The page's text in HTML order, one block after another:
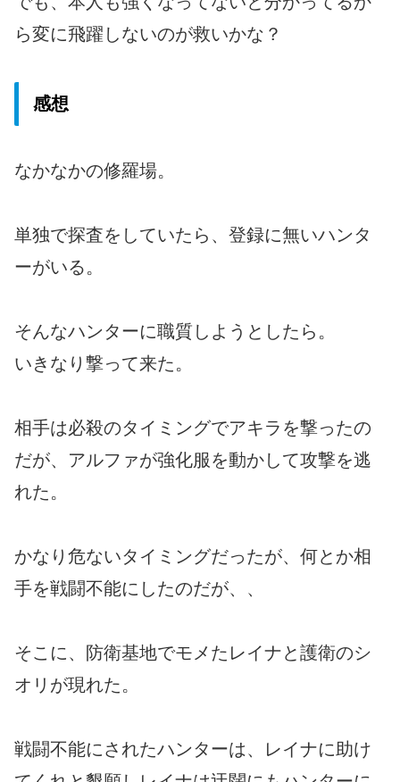
ら変に飛躍しないのが救いかな？
感想
なかなかの修羅場。
単独で探査をしていたら、登録に無いハンタ
ーがいる。
そんなハンターに職質しようとしたら。
いきなり撃って来た。
相手は必殺のタイミングでアキラを撃ったの
だが、アルファが強化服を動かして攻撃を逃
れた。
かなり危ないタイミングだったが、何とか相
手を戦闘不能にしたのだが、、
そこに、防衛基地でモメたレイナと護衛のシ
オリが現れた。
戦闘不能にされたハンターは、レイナに助け